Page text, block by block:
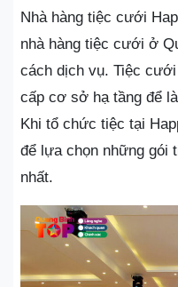
Nhà hàng tiệc cưới
nhà hàng tiệc cưới ở
cách dịch vụ. Tiệc
cấp cơ sở hạ tầng để
Khi tổ chức tiệc tại
để lựa chọn những gói
nhất.